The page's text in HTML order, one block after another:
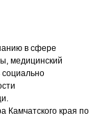
в сфере
медицинский
социально
Камчатского края по